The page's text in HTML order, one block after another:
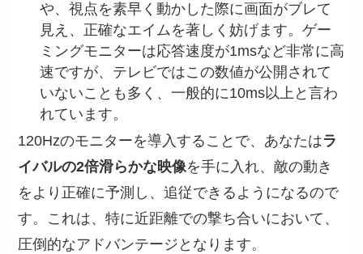
や、視点を素早く動かした際に画面がブレて
見え、正確なエイムを著しく妨げます。ゲー
ミングモニターは応答速度が1msなど非常に高
速ですが、テレビではこの数値が公開されて
いないことも多く、一般的に10ms以上と言わ
れています。
120Hzのモニターを導入することで、あなたはラ
イバルの2倍滑らかな映像を手に入れ、敵の動き
をより正確に予測し、追従できるようになるので
す。これは、特に近距離での撃ち合いにおいて、
圧倒的なアドバンテージとなります。